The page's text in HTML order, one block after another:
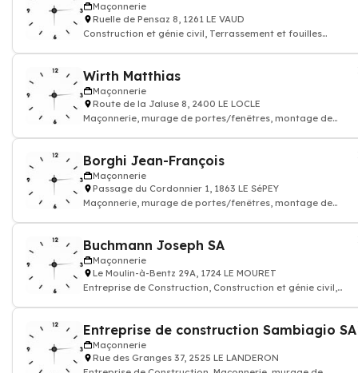
Maçonnerie
Ruelle de Pensaz 8, 1261 LE VAUD
Construction et génie civil, Terrassement et fouilles
Wirth Matthias
Maçonnerie
Route de la Jaluse 8, 2400 LE LOCLE
Maçonnerie, murage de portes/fenêtres, montage de
Borghi Jean-François
Maçonnerie
Passage du Cordonnier 1, 1863 LE SéPEY
Maçonnerie, murage de portes/fenêtres, montage de
Buchmann Joseph SA
Maçonnerie
Le Moulin-à-Bentz 29A, 1724 LE MOURET
Entreprise de Construction, Construction et génie civil,
Entreprise de construction Sambiagio SA
Maçonnerie
Rue des Granges 37, 2525 LE LANDERON